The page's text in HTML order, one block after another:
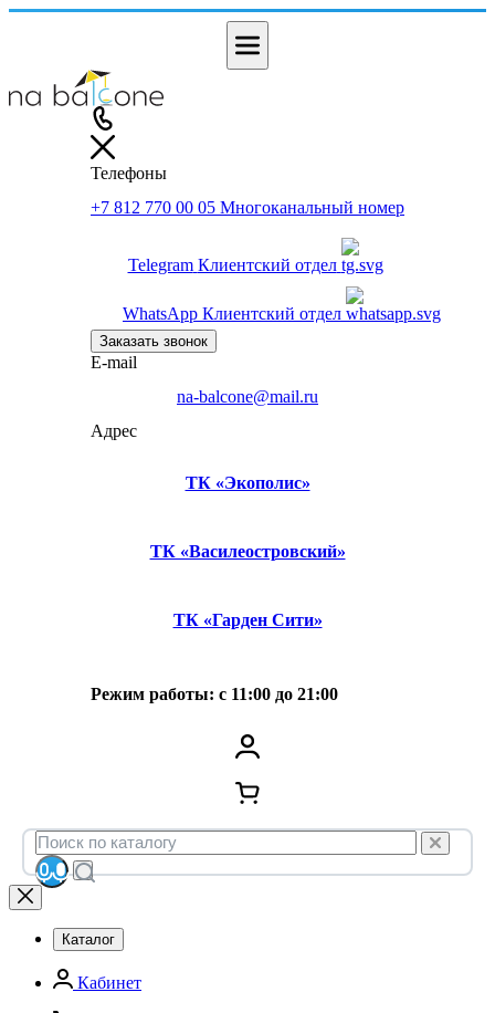
Телефоны
+7 812 770 00 05 Многоканальный номер
Telegram Клиентский отдел
WhatsApp Клиентский отдел
Заказать звонок
E-mail
na-balcone@mail.ru
Адрес
ТК «Экополис»
ТК «Василеостровский»
ТК «Гарден Сити»
Режим работы: с 11:00 до 21:00
Каталог
Кабинет